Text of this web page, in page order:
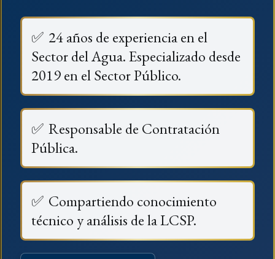
✅ 24 años de experiencia en el
Sector del Agua. Especializado desde
2019 en el Sector Público.
✅ Responsable de Contratación
Pública.
✅ Compartiendo conocimiento
técnico y análisis de la LCSP.